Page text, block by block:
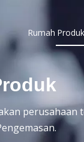
Rumah Produk
perusahaan